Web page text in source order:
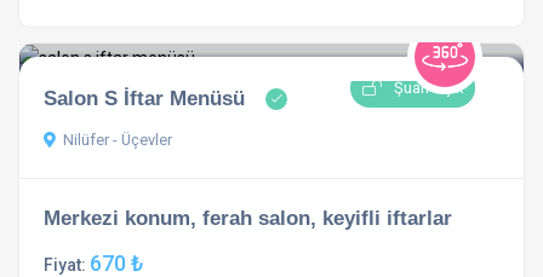
Şuan Açık
Salon S İftar Menüsü
Nilüfer - Üçevler
Merkezi konum, ferah salon, keyifli iftarlar
Fiyat: 670 ₺